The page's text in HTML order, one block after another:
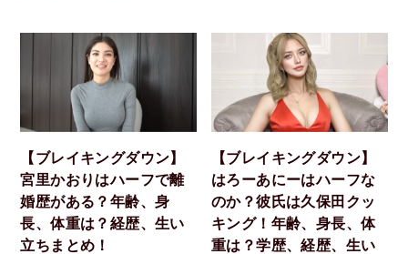
【ブレイキングダウン】
宮里かおりはハーフで離
婚歴がある？年齢、身
長、体重は？経歴、生い
立ちまとめ！
【ブレイキングダウン】
はろーあにーはハーフな
のか？彼氏は久保田クッ
キング！年齢、身長、体
重は？学歴、経歴、生い